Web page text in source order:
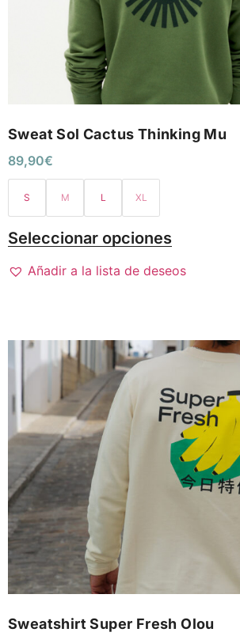
Sweat Sol Cactus Thinking Mu
89,90€
S M L XL
Seleccionar opciones
Añadir a la lista de deseos
Sweatshirt Super Fresh Olou